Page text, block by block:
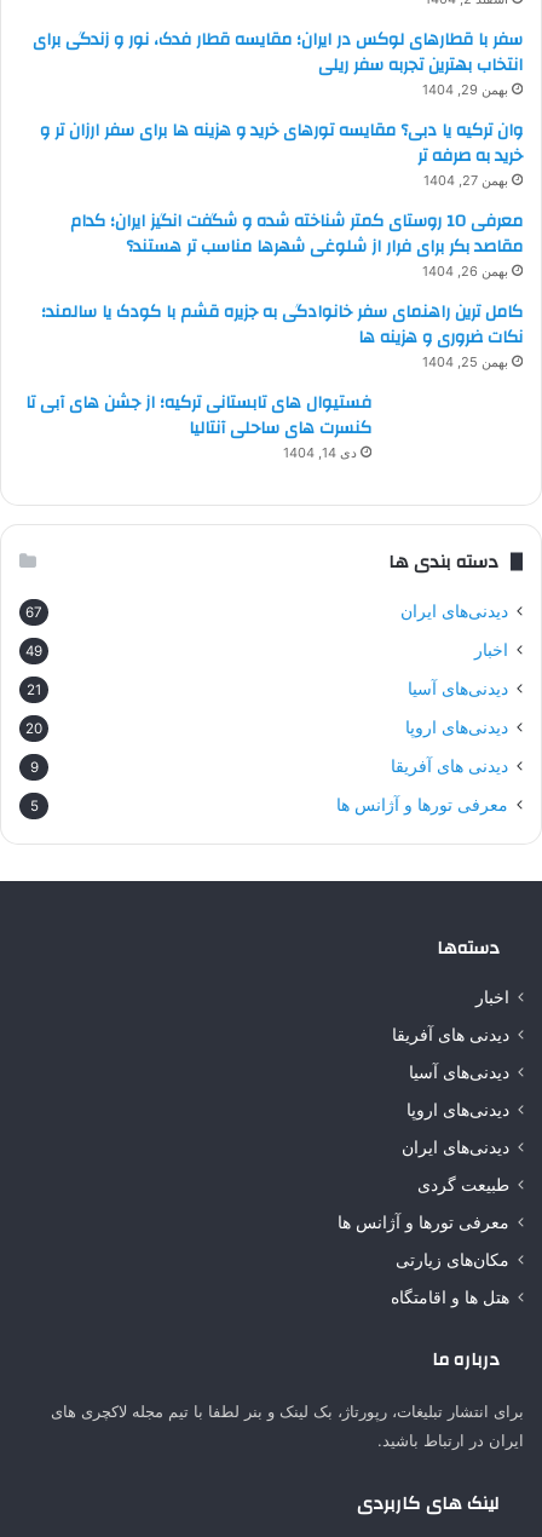
سفر با قطارهای لوکس در ایران؛ مقایسه قطار فدک، نور و زندگی برای
انتخاب بهترین تجربه سفر ریلی
بهمن 29, 1404
وان ترکیه یا دبی؟ مقایسه تورهای خرید و هزینه ها برای سفر ارزان تر و
خرید به صرفه تر
بهمن 27, 1404
معرفی 10 روستای کمتر شناخته شده و شگفت انگیز ایران؛ کدام
مقاصد بکر برای فرار از شلوغی شهرها مناسب تر هستند؟
بهمن 26, 1404
کامل ترین راهنمای سفر خانوادگی به جزیره قشم با کودک یا سالمند؛
نکات ضروری و هزینه ها
بهمن 25, 1404
فستیوال های تابستانی ترکیه؛ از جشن های آبی تا
کنسرت های ساحلی آنتالیا
دی 14, 1404
دسته بندی ها
دیدنی‌های ایران 67
اخبار 49
دیدنی‌های آسیا 21
دیدنی‌های اروپا 20
دیدنی های آفریقا 9
معرفی تورها و آژانس ها 5
دسته‌ها
اخبار
دیدنی های آفریقا
دیدنی‌های آسیا
دیدنی‌های اروپا
دیدنی‌های ایران
طبیعت گردی
معرفی تورها و آژانس ها
مکان‌های زیارتی
هتل ها و اقامتگاه
درباره ما
برای انتشار تبلیغات، رپورتاژ، بک لینک و بنر لطفا با تیم مجله لاکچری های
ایران در ارتباط باشید.
لینک های کاربردی